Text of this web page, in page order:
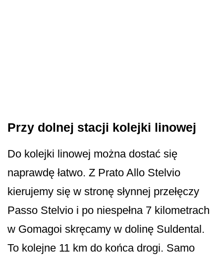
Przy dolnej stacji kolejki linowej
Do kolejki linowej można dostać się
naprawdę łatwo. Z Prato Allo Stelvio
kierujemy się w stronę słynnej przełęczy
Passo Stelvio i po niespełna 7 kilometrach
w Gomagoi skręcamy w dolinę Suldental.
To kolejne 11 km do końca drogi. Samo